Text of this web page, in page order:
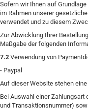
Sofern wir Ihnen auf
im Rahmen unserer
verwendet und zu diesem
Zur Abwicklung Ihrer
Maßgabe der folgenden
7.2 Verwendung von
- Paypal
Auf dieser Website stehen eine
Bei Auswahl einer Zahlungsart
und Transaktionsnummer)